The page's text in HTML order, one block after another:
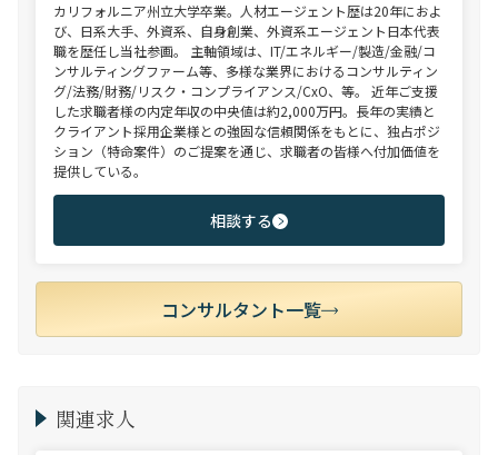
カリフォルニア州立大学卒業。人材エージェント歴は20年におよ
び、日系大手、外資系、自身創業、外資系エージェント日本代表
職を歴任し当社参画。 主軸領域は、IT/エネルギー/製造/金融/コ
ンサルティングファーム等、多様な業界におけるコンサルティン
グ/法務/財務/リスク・コンプライアンス/CxO、等。 近年ご支援
した求職者様の内定年収の中央値は約2,000万円。長年の実績と
クライアント採用企業様との強固な信頼関係をもとに、独占ポジ
ション（特命案件）のご提案を通じ、求職者の皆様へ付加価値を
提供している。
相談する
コンサルタント一覧
関連求人